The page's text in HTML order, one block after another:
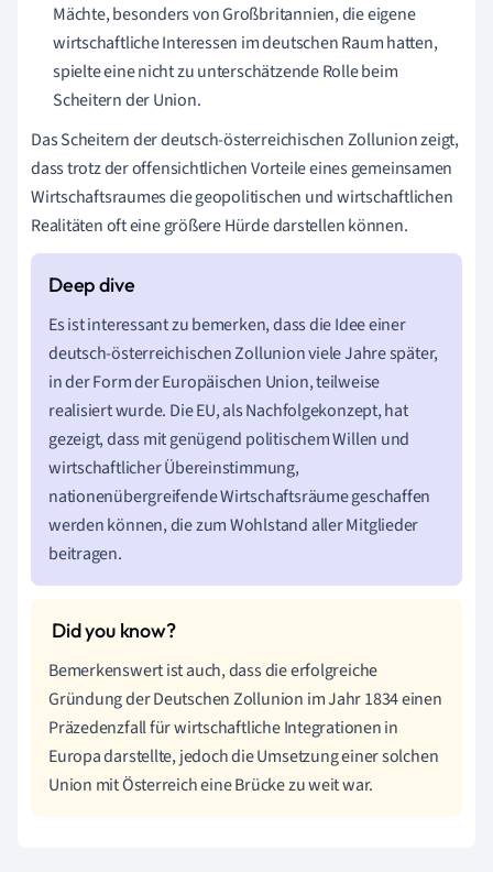
Mächte, besonders von Großbritannien, die eigene
wirtschaftliche Interessen im deutschen Raum hatten,
spielte eine nicht zu unterschätzende Rolle beim
Scheitern der Union.
Das Scheitern der deutsch-österreichischen Zollunion zeigt,
dass trotz der offensichtlichen Vorteile eines gemeinsamen
Wirtschaftsraumes die geopolitischen und wirtschaftlichen
Realitäten oft eine größere Hürde darstellen können.
Es ist interessant zu bemerken, dass die Idee einer
deutsch-österreichischen Zollunion viele Jahre später,
in der Form der Europäischen Union, teilweise
realisiert wurde. Die EU, als Nachfolgekonzept, hat
gezeigt, dass mit genügend politischem Willen und
wirtschaftlicher Übereinstimmung,
nationenübergreifende Wirtschaftsräume geschaffen
werden können, die zum Wohlstand aller Mitglieder
beitragen.
Bemerkenswert ist auch, dass die erfolgreiche
Gründung der Deutschen Zollunion im Jahr 1834 einen
Präzedenzfall für wirtschaftliche Integrationen in
Europa darstellte, jedoch die Umsetzung einer solchen
Union mit Österreich eine Brücke zu weit war.